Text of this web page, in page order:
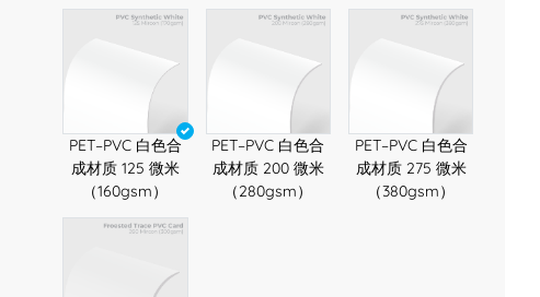
PET–PVC 白色合
成材质 125 微米
（160gsm）
PET–PVC 白色合
成材质 200 微米
（280gsm）
PET–PVC 白色合
成材质 275 微米
（380gsm）